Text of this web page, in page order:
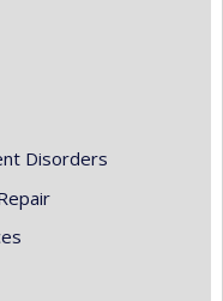
Disorders